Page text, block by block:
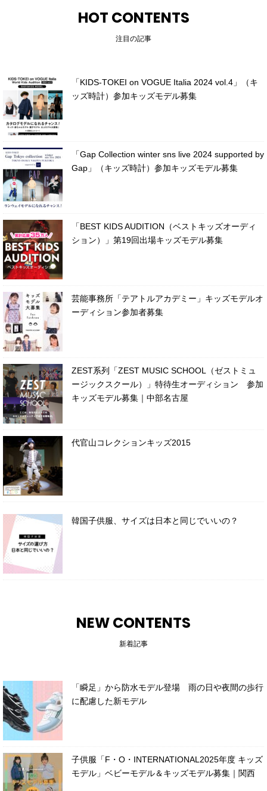
HOT CONTENTS
注目の記事
「KIDS-TOKEI on VOGUE Italia 2024 vol.4」（キ
ッズ時計）参加キッズモデル募集
「Gap Collection winter sns live 2024 supported by
Gap」（キッズ時計）参加キッズモデル募集
「BEST KIDS AUDITION（ベストキッズオーディ
ション）」第19回出場キッズモデル募集
芸能事務所「テアトルアカデミー」キッズモデルオ
ーディション参加者募集
ZEST系列「ZEST MUSIC SCHOOL（ゼストミュ
ージックスクール）」特待生オーディション 参加
キッズモデル募集｜中部名古屋
代官山コレクションキッズ2015
韓国子供服、サイズは日本と同じでいいの？
NEW CONTENTS
新着記事
「瞬足」から防水モデル登場 雨の日や夜間の歩行
に配慮した新モデル
子供服「F・O・INTERNATIONAL2025年度 キッズ
モデル」ベビーモデル＆キッズモデル募集｜関西